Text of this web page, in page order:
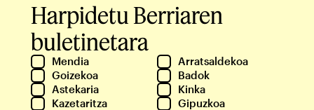
Harpidetu Berriaren
buletinetara
Mendia
Arratsaldekoa
Goizekoa
Badok
Astekaria
Kinka
Kazetaritza
Gipuzkoa